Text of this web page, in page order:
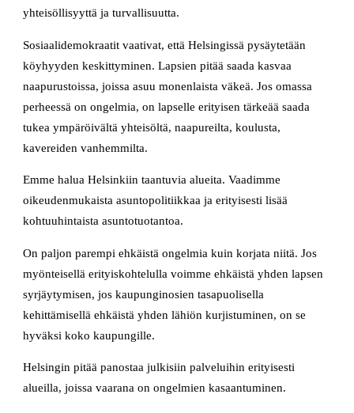
yhteisöllisyyttä ja turvallisuutta.
Sosiaalidemokraatit vaativat, että Helsingissä pysäytetään
köyhyyden keskittyminen. Lapsien pitää saada kasvaa
naapurustoissa, joissa asuu monenlaista väkeä. Jos omassa
perheessä on ongelmia, on lapselle erityisen tärkeää saada
tukea ympäröivältä yhteisöltä, naapureilta, koulusta,
kavereiden vanhemmilta.
Emme halua Helsinkiin taantuvia alueita. Vaadimme
oikeudenmukaista asuntopolitiikkaa ja erityisesti lisää
kohtuuhintaista asuntotuotantoa.
On paljon parempi ehkäistä ongelmia kuin korjata niitä. Jos
myönteisellä erityiskohtelulla voimme ehkäistä yhden lapsen
syrjäytymisen, jos kaupunginosien tasapuolisella
kehittämisellä ehkäistä yhden lähiön kurjistuminen, on se
hyväksi koko kaupungille.
Helsingin pitää panostaa julkisiin palveluihin erityisesti
alueilla, joissa vaarana on ongelmien kasaantuminen.